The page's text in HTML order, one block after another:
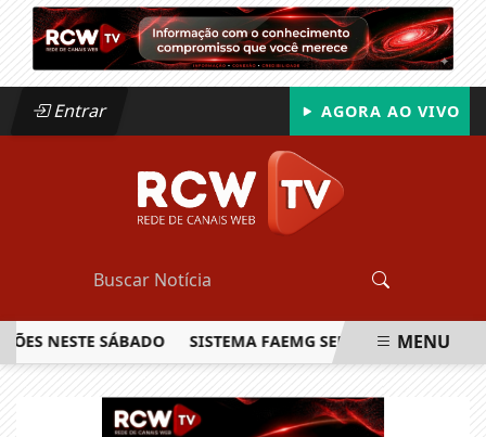
Entrar AGORA AO VIVO
SÁBADO SISTEMA FAEMG SENAR LANÇA OMENU